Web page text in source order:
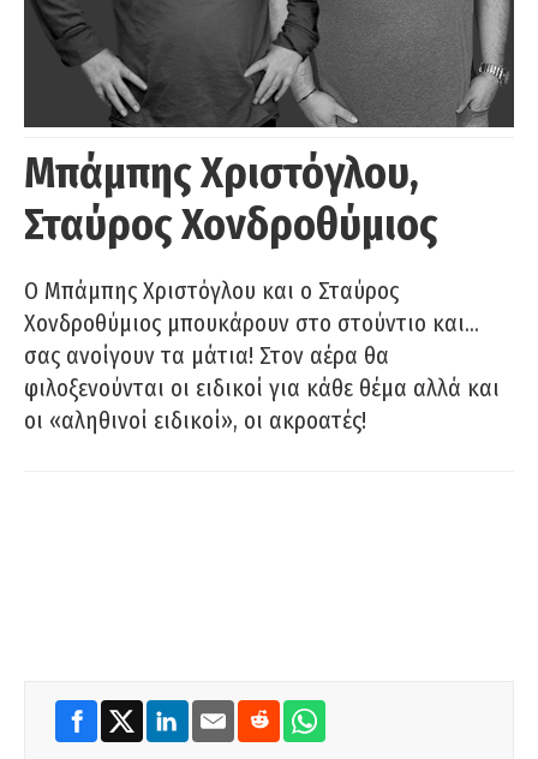
Μπάμπης Χριστόγλου,
Σταύρος Χονδροθύμιος
O Μπάμπης Χριστόγλου και ο Σταύρος
Χονδροθύμιος μπουκάρουν στο στούντιο και…
σας ανοίγουν τα μάτια! Στον αέρα θα
φιλοξενούνται οι ειδικοί για κάθε θέμα αλλά και
οι «αληθινοί ειδικοί», οι ακροατές!